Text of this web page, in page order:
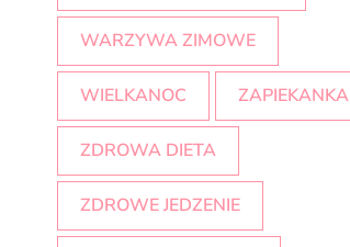
WARZYWA ZIMOWE
WIELKANOC ZAPIEKANKA
ZDROWA DIETA
ZDROWE JEDZENIE